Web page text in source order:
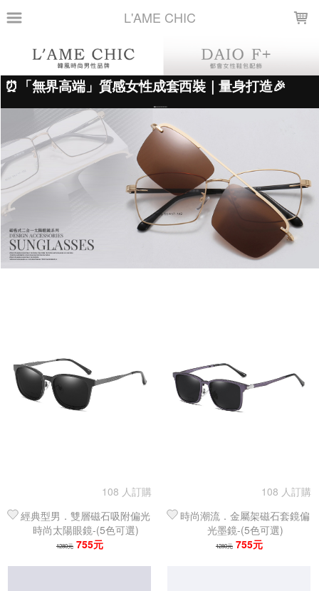
L'AME CHIC
上架時間 銷售件數 銷售價格
樣式尺寸篩選
全部樣式 亮黑框灰片 黑銀框冰藍片
亮黑
灰框水銀片
黑框灰片 紫銀框黑灰片
香檳銀框水銀片
紅碎花框綠片
全部尺寸
篩選
108 人訂購
經典型男．雙層磁石吸附偏光
時尚太陽眼鏡-(5色可選)
1280元 755元
108 人訂購
時尚潮流．金屬架磁石套鏡偏
光墨鏡-(5色可選)
1280元 755元